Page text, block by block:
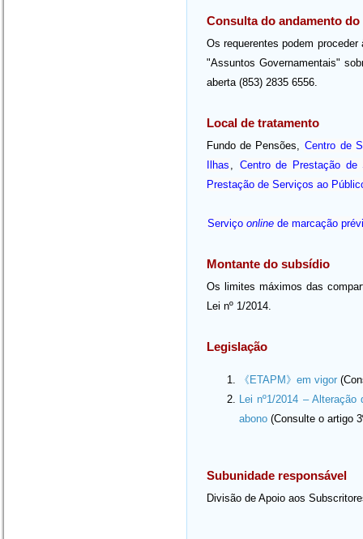
Consulta do andamento do
Os requerentes podem
"Assuntos Governamentais"
aberta (853) 2835 6556.
Local de tratamento
Fundo de Pensões, Centro de
Ilhas , Centro de Prestação
Prestação de Serviços ao
Serviço online de marcação
Montante do subsídio
Os limites máximos das
Lei nº 1/2014.
Legislação
《ETAPM》em vigor
Lei nº1/2014 –
abono (Consulte o artigo
Subunidade responsável
Divisão de Apoio aos